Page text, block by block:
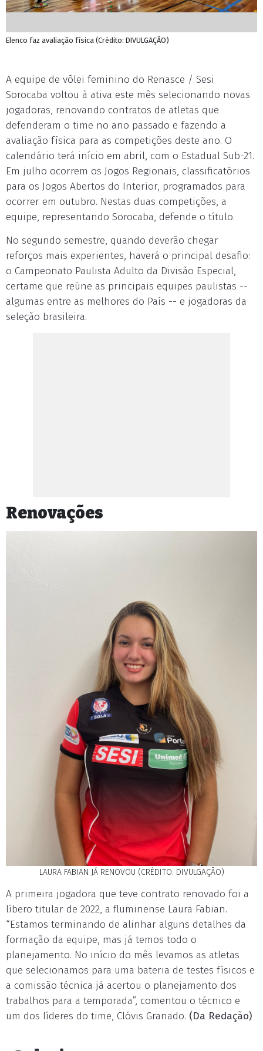
Elenco faz avaliação física (Crédito: DIVULGAÇÃO)
A equipe de vôlei feminino do Renasce / Sesi
Sorocaba voltou à ativa este mês selecionando novas
jogadoras, renovando contratos de atletas que
defenderam o time no ano passado e fazendo a
avaliação física para as competições deste ano. O
calendário terá início em abril, com o Estadual Sub-21.
Em julho ocorrem os Jogos Regionais, classificatórios
para os Jogos Abertos do Interior, programados para
ocorrer em outubro. Nestas duas competições, a
equipe, representando Sorocaba, defende o título.
No segundo semestre, quando deverão chegar
reforços mais experientes, haverá o principal desafio:
o Campeonato Paulista Adulto da Divisão Especial,
certame que reúne as principais equipes paulistas --
algumas entre as melhores do País -- e jogadoras da
seleção brasileira.
Renovações
LAURA FABIAN JÁ RENOVOU (CRÉDITO: DIVULGAÇÃO)
A primeira jogadora que teve contrato renovado foi a
líbero titular de 2022, a fluminense Laura Fabian.
“Estamos terminando de alinhar alguns detalhes da
formação da equipe, mas já temos todo o
planejamento. No início do mês levamos as atletas
que selecionamos para uma bateria de testes físicos e
a comissão técnica já acertou o planejamento dos
trabalhos para a temporada”, comentou o técnico e
um dos líderes do time, Clóvis Granado. (Da Redação)